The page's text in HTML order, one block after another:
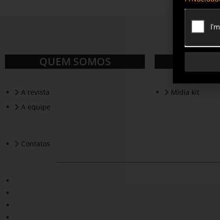
QUEM SOMOS
A revista
A equipe
Contatos
Mídia kit